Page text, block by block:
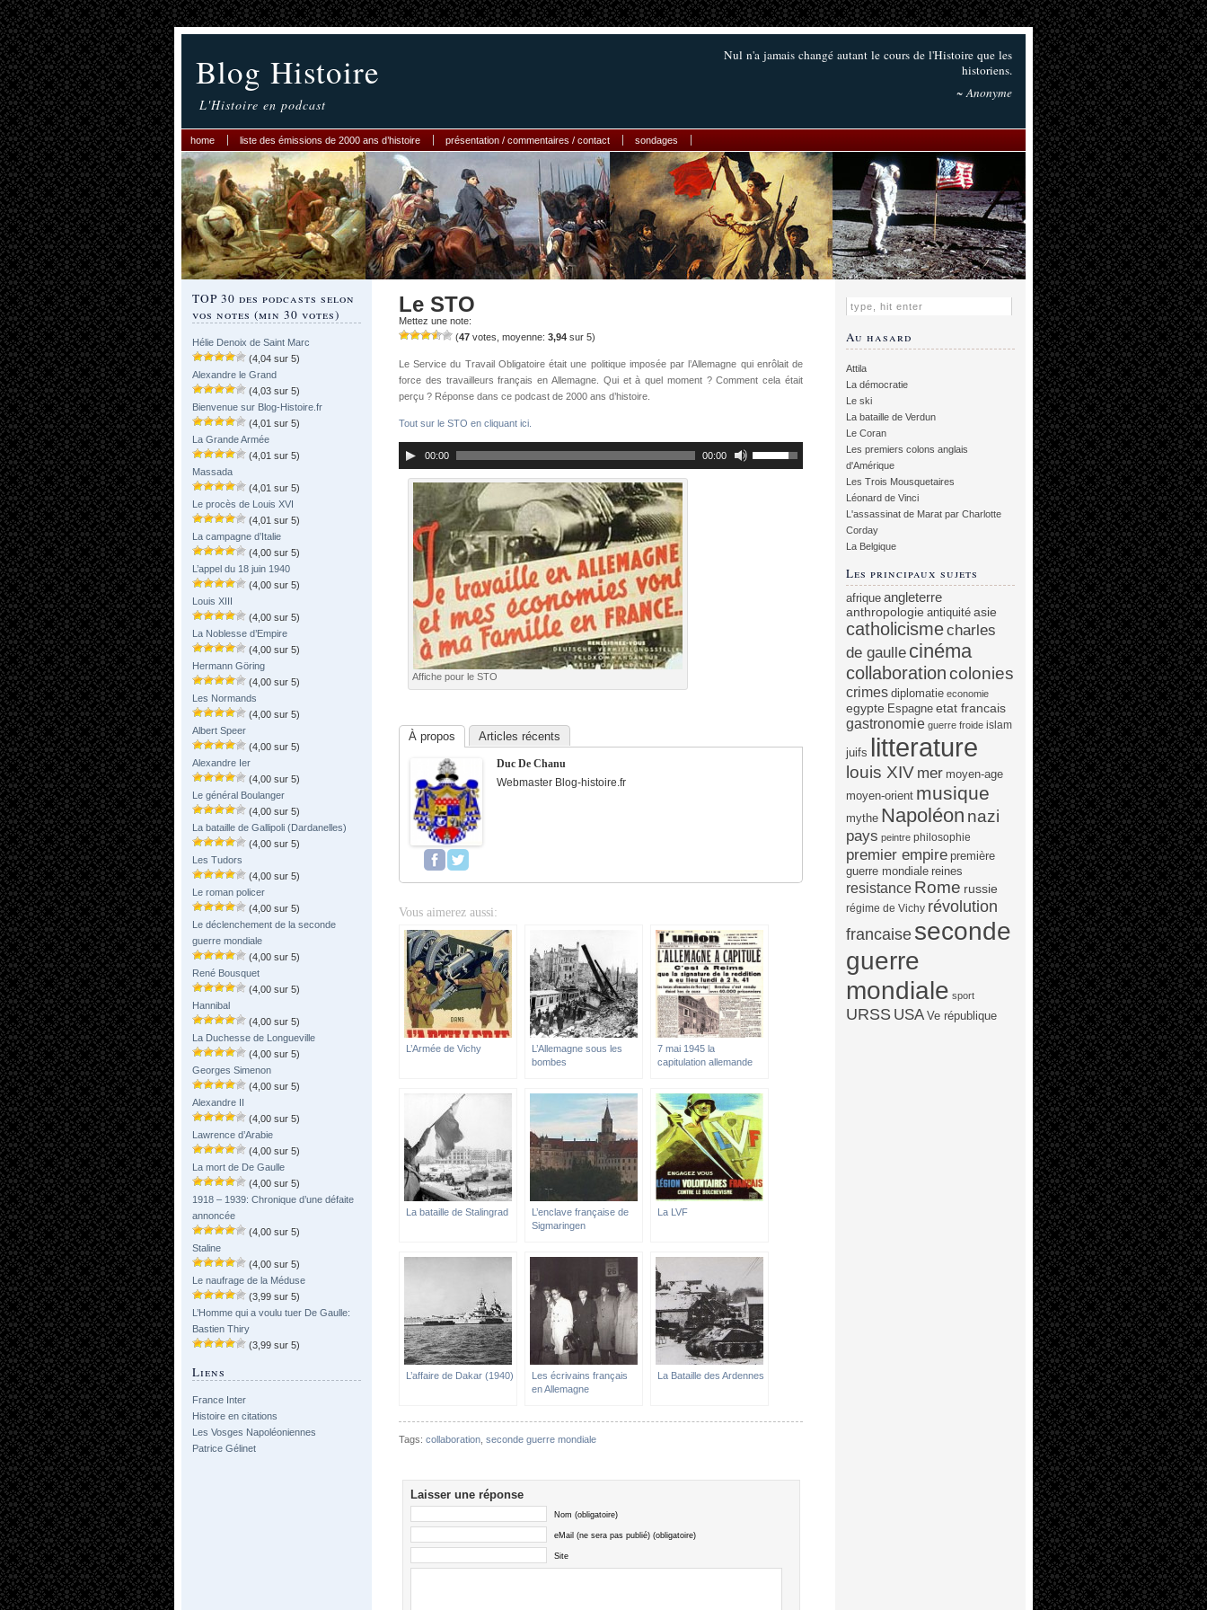
Blog Histoire
L'Histoire en podcast
Nul n'a jamais changé autant le cours de l'Histoire que les
historiens.
~ Anonyme
home liste des émissions de 2000 ans d’histoire présentation / commentaires / contact sondages
TOP 30 des podcasts selon
vos notes (min 30 votes)
Hélie Denoix de Saint Marc
(4,04 sur 5)
Alexandre le Grand
(4,03 sur 5)
Bienvenue sur Blog-Histoire.fr
(4,01 sur 5)
La Grande Armée
(4,01 sur 5)
Massada
(4,01 sur 5)
Le procès de Louis XVI
(4,01 sur 5)
La campagne d’Italie
(4,00 sur 5)
L’appel du 18 juin 1940
(4,00 sur 5)
Louis XIII
(4,00 sur 5)
La Noblesse d’Empire
(4,00 sur 5)
Hermann Göring
(4,00 sur 5)
Les Normands
(4,00 sur 5)
Albert Speer
(4,00 sur 5)
Alexandre Ier
(4,00 sur 5)
Le général Boulanger
(4,00 sur 5)
La bataille de Gallipoli (Dardanelles)
(4,00 sur 5)
Les Tudors
(4,00 sur 5)
Le roman policer
(4,00 sur 5)
Le déclenchement de la seconde
guerre mondiale
(4,00 sur 5)
René Bousquet
(4,00 sur 5)
Hannibal
(4,00 sur 5)
La Duchesse de Longueville
(4,00 sur 5)
Georges Simenon
(4,00 sur 5)
Alexandre II
(4,00 sur 5)
Lawrence d’Arabie
(4,00 sur 5)
La mort de De Gaulle
(4,00 sur 5)
1918 – 1939: Chronique d’une défaite
annoncée
(4,00 sur 5)
Staline
(4,00 sur 5)
Le naufrage de la Méduse
(3,99 sur 5)
L’Homme qui a voulu tuer De Gaulle:
Bastien Thiry
(3,99 sur 5)
Liens
France Inter
Histoire en citations
Les Vosges Napoléoniennes
Patrice Gélinet
Le STO
Mettez une note:
(47 votes, moyenne: 3,94 sur 5)
Le Service du Travail Obligatoire était une politique imposée par l’Allemagne qui enrôlait de
force des travailleurs français en Allemagne. Qui et à quel moment ? Comment cela était
perçu ? Réponse dans ce podcast de 2000 ans d’histoire.
Tout sur le STO en cliquant ici.
00:00 00:00
Affiche pour le STO
À propos Articles récents
Duc De Chanu
Webmaster Blog-histoire.fr
Vous aimerez aussi:
L’Armée de Vichy
L’Allemagne sous les
bombes
7 mai 1945 la
capitulation allemande
La bataille de Stalingrad
L’enclave française de
Sigmaringen
La LVF
L’affaire de Dakar (1940)
Les écrivains français
en Allemagne
La Bataille des Ardennes
Tags: collaboration seconde guerre mondiale
Laisser une réponse
Nom (obligatoire)
eMail (ne sera pas publié) (obligatoire)
Site
Au hasard
Attila
La démocratie
Le ski
La bataille de Verdun
Le Coran
Les premiers colons anglais
d'Amérique
Les Trois Mousquetaires
Léonard de Vinci
L'assassinat de Marat par Charlotte
Corday
La Belgique
Les principaux sujets
afrique angleterre
anthropologie antiquité asie
catholicismecharles
de gaulle cinéma
collaborationcolonies
crimes diplomatie economie
egypte Espagne etat francais
gastronomie guerre froide islam
juifs litterature
louis XIV mer moyen-age
moyen-orient musique
mythe Napoléon nazi
pays peintre philosophie
premier empire première
guerre mondiale reines
resistance Rome russie
régime de Vichy révolution
francaise seconde
guerre
mondiale sport
URSS USA Ve république